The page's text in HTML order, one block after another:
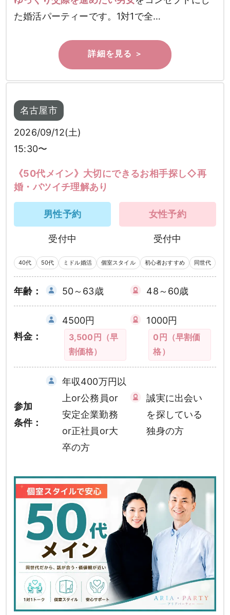
た婚活パーティーです。1対1で全…
名古屋市
2026/09/12(土)
15:30〜
《50代メイン》大切にできるお相手探し◇再
婚・バツイチ理解あり
男性予約
受付中
女性予約
受付中
40代 50代 ミドル婚活 個室スタイル 初心者おすすめ 同世代
年齢： 50～63歳 48～60歳
料金：
4500円
3,500円（早
割価格）
1000円
0円（早割価
格）
参加
条件：
年収400万円以
上or公務員or
安定企業勤務
or正社員or大
卒の方
誠実に出会い
を探している
独身の方